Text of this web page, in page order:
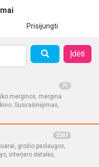
Prisijungti
Įdėti
71
merginos, mergina
Susirašinėjimas,
2267
grožio paslaugos,
interjero detalės,